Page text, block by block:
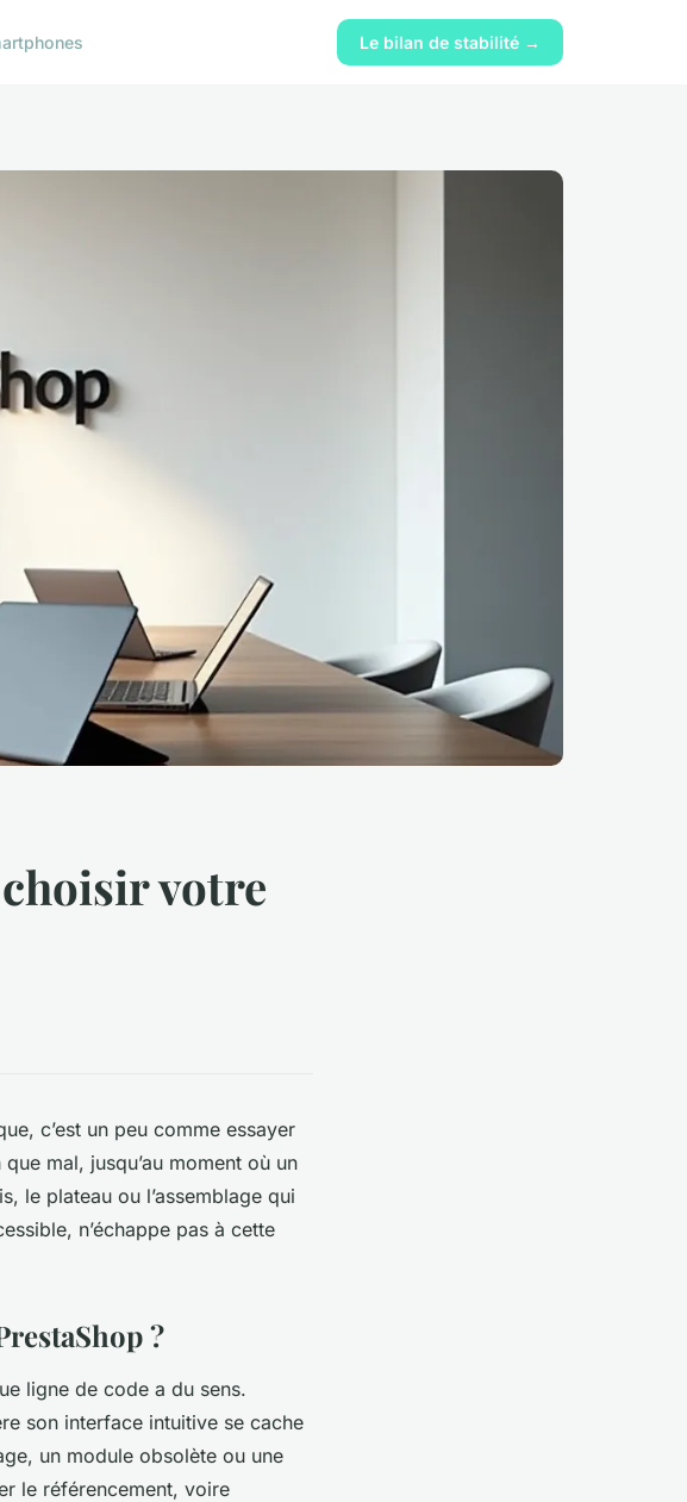
Le bilan de stabilité →
votre
c’est un peu comme essayer
mal, jusqu’au moment où un
le plateau ou l’assemblage qui
n’échappe pas à cette
?
ligne de code a du sens.
son interface intuitive se cache
un module obsolète ou une
le référencement, voire